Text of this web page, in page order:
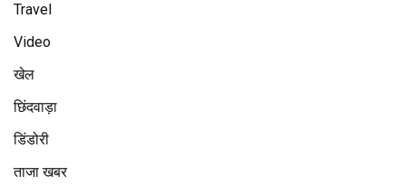
Travel
Video
खेल
छिंदवाड़ा
डिंडोरी
ताजा खबर